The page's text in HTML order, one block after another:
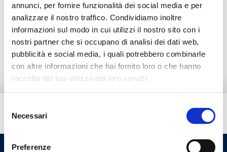
annunci, per fornire funzionalità dei social media e per
analizzare il nostro traffico. Condividiamo inoltre
informazioni sul modo in cui utilizzi il nostro sito con i
nostri partner che si occupano di analisi dei dati web,
pubblicità e social media, i quali potrebbero combinarle
con altre informazioni che hai fornito loro o che hanno
raccolto dal tuo utilizzo dei loro servizi.
delNecessari
Preferenze
Documentação
Produtos alternativos